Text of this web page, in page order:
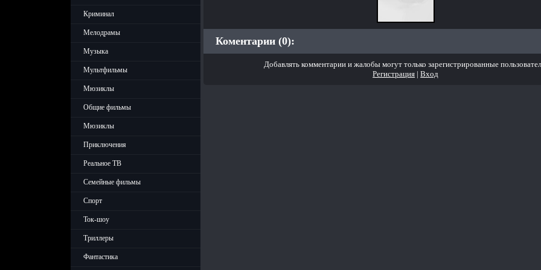
Криминал
Мелодрамы
Музыка
Мультфильмы
Мюзиклы
Общие фильмы
Мюзиклы
Приключения
Реальное ТВ
Семейные фильмы
Спорт
Ток-шоу
Триллеры
Фантастика
Коментарии (0):
Добавлять комментарии и жалобы могут только зарегистрированные
Регистрация |Вход